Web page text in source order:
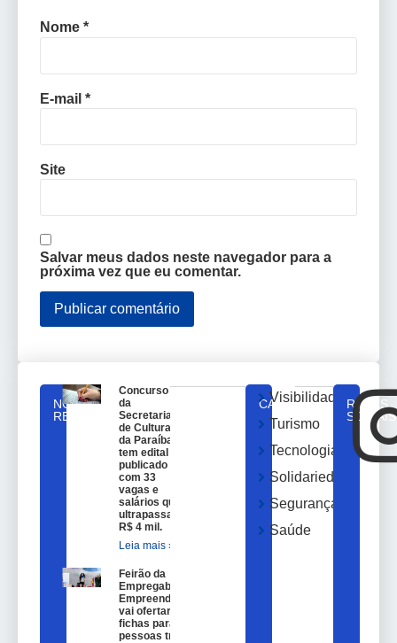
Nome *
E-mail *
Site
Salvar meus dados neste navegador para a
próxima vez que eu comentar.
NOTICIAS
RELACIONADAS
Concurso
da
Secretaria
de Cultura
da Paraíba
tem edital
publicado
com 33
vagas e
salários que
ultrapassam
R$ 4 mil.
Leia mais »
Feirão da
Empregabilidade e
Empreendedorismo
vai ofertar 100
fichas para
pessoas trans.
CATEGORIAS
Visibilidade
Turismo
Tecnologia
Solidariedade
Segurança
Saúde
REDES
SOCIAIS